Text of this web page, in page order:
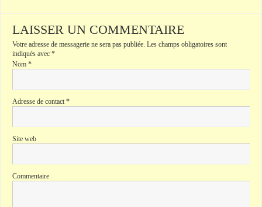
LAISSER UN COMMENTAIRE
Votre adresse de messagerie ne sera pas publiée. Les champs obligatoires sont
indiqués avec *
Nom *
Adresse de contact *
Site web
Commentaire